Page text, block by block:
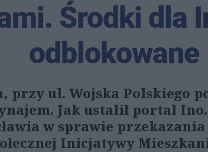
Środki dla
odblokowane
przy ul. Wojska Polskiego
Jak ustalił portal
w sprawie
Inicjatywy